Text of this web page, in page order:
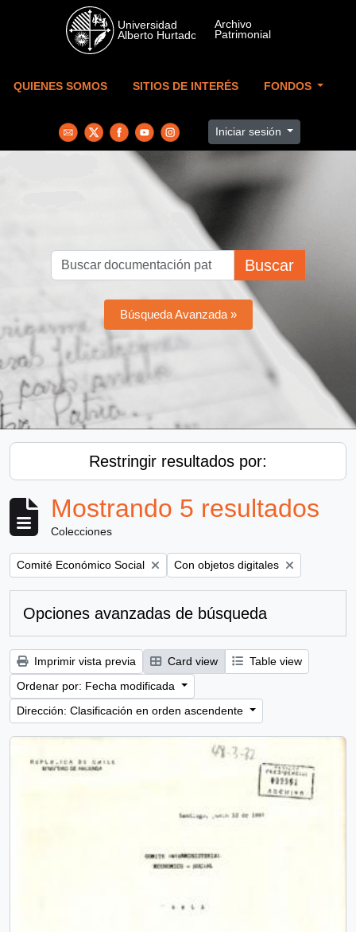
Skip to main content
QUIENES SOMOS SITIOS DE INTERÉS FONDOS
Iniciar sesión
Buscar
Búsqueda Avanzada »
Restringir resultados por:
Mostrando 5 resultados
Colecciones
Remove filter:
Comité Económico Social Remove filter:
Con objetos digitales
Opciones avanzadas de búsqueda
Imprimir vista previa Card view
Table view
Ordenar por: Fecha modificada
Dirección: Clasificación en orden ascendente